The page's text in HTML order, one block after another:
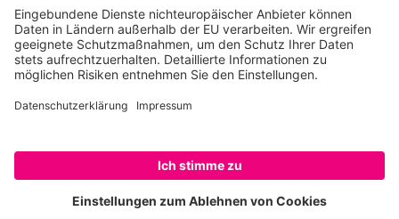
Freistellungsbescheid: Als gemeinnützige Körperschaft befreit
von der Körperschaftssteuer gem. §5 I 9 KStg. unter der
Steuernummer 27/641/09321